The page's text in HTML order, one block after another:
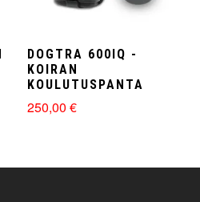
DOGTRA 600IQ -
KOIRAN
KOULUTUSPANTA
250,00€